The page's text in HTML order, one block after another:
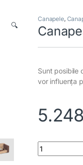
🔍
Canapele,
Sunt posibile
vor influența
5.248
Canapea O-